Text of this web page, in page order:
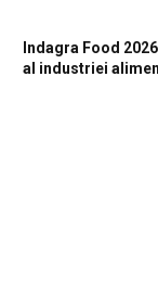
Indagra Food
al industriei